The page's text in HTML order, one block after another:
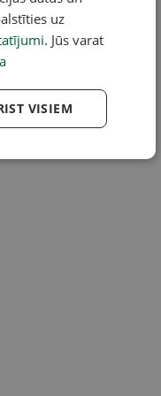
uz
. Jūs varat
VISIEM